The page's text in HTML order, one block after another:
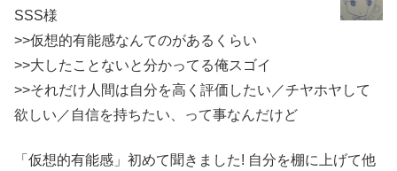
SSS様
>>仮想的有能感なんてのがあるくらい
>>大したことないと分かってる俺スゴイ
>>それだけ人間は自分を高く評価したい／チヤホヤして
欲しい／自信を持ちたい、って事なんだけど
「仮想的有能感」初めて聞きました! 自分を棚に上げて他